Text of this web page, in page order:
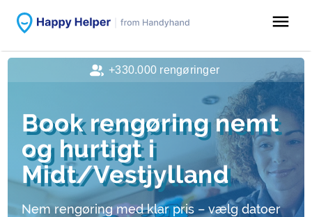
menu
Book rengøring nemt
og hurtigt i
Midt/Vestjylland
Nem rengøring med klar pris – vælg datoer
+330.000 rengøringer